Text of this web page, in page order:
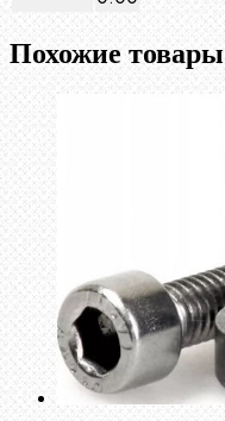
Похожие товары